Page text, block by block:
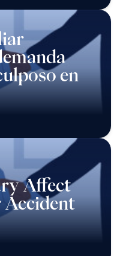
en
Affect
Accident